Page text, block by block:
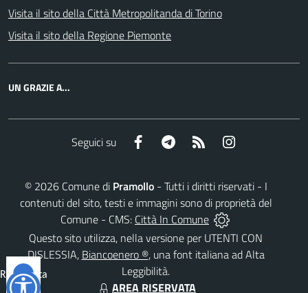
Visita il sito della Città Metropolitanda di Torino
Visita il sito della Regione Piemonte
UN GRAZIE A...
Seguici su Facebook Telegram RSS
© 2026Comune di Pramollo- Tutti i diritti riservati - I
contenuti del sito, testi e immagini sono di proprietà del
Comune - CMS: Città In Comune
Questo sito utilizza, nella versione per UTENTI CON
DISLESSIA, Biancoenero ®, una font italiana ad Alta
Leggibilità.
AREA RISERVATA
Reimposta
tutto